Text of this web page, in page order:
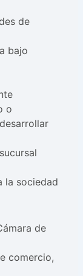
de
bajo
o
la sociedad
de
comercio,